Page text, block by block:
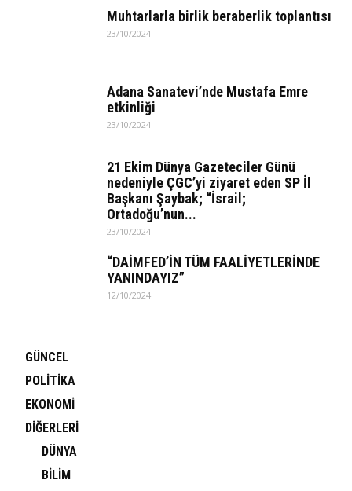
Muhtarlarla birlik beraberlik toplantısı
23/10/2024
Adana Sanatevi’nde Mustafa Emre
etkinliği
23/10/2024
21 Ekim Dünya Gazeteciler Günü
nedeniyle ÇGC’yi ziyaret eden SP İl
Başkanı Şaybak; “İsrail;
Ortadoğu’nun...
23/10/2024
“DAİMFED’İN TÜM FAALİYETLERİNDE
YANINDAYIZ”
12/10/2024
GÜNCEL
POLİTİKA
EKONOMİ
DİĞERLERİ
DÜNYA
BİLİM